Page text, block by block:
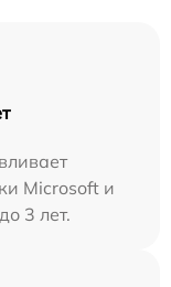
Microsoft и
3 лет.